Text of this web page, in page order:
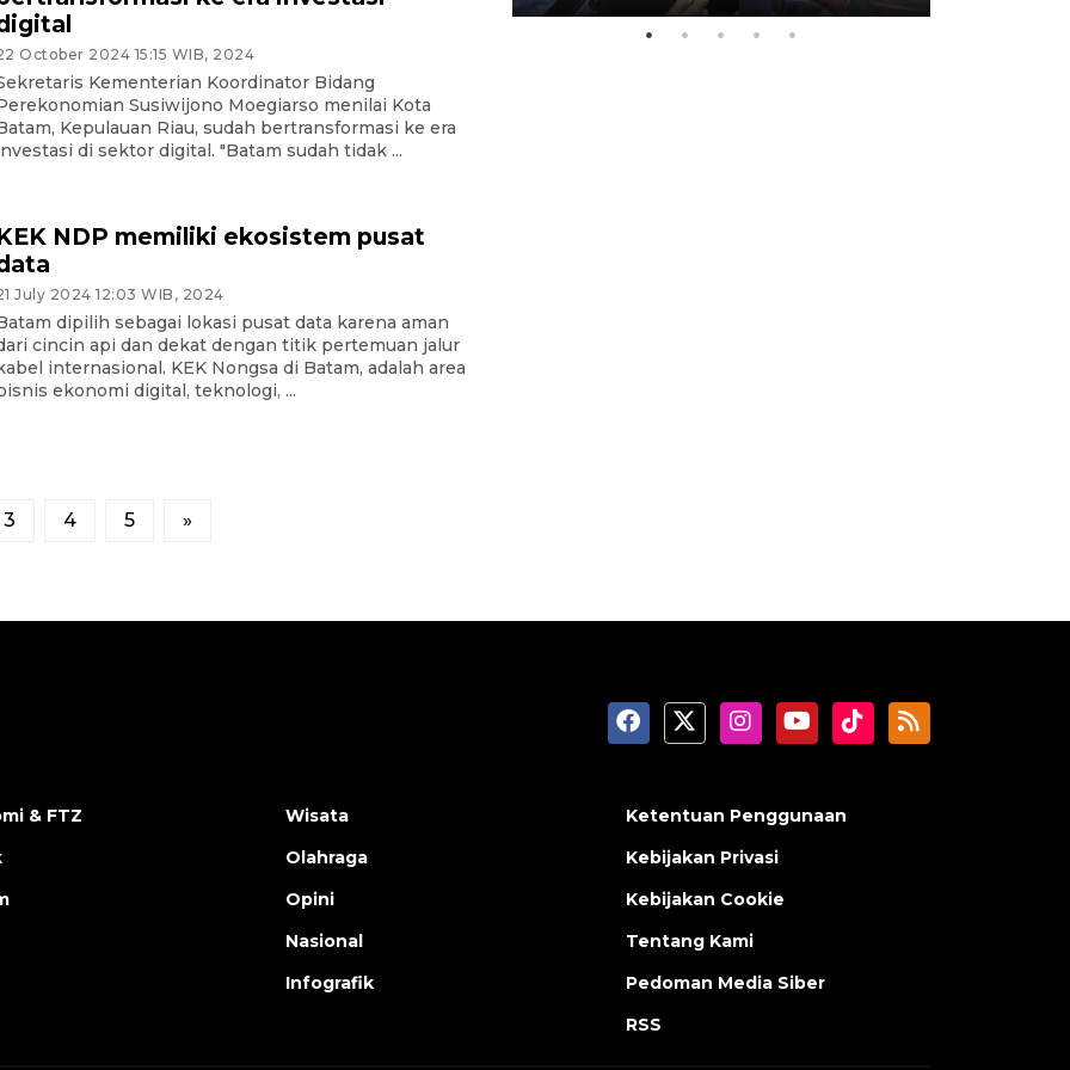
October 2024 15:15 WIB, 2024
Kementerian Koordinator Bidang
Susiwijono Moegiarso menilai Kota
Kepulauan Riau, sudah bertransformasi ke era
di sektor digital. "Batam sudah tidak ...
NDP memiliki ekosistem pusat
July 2024 12:03 WIB, 2024
dipilih sebagai lokasi pusat data karena aman
cincin api dan dekat dengan titik pertemuan jalur
internasional. KEK Nongsa di Batam, adalah area
ekonomi digital, teknologi, ...
3 4 5 »
& FTZ
Wisata
Olahraga
Opini
Nasional
Infografik
Ketentuan Penggunaan
Kebijakan Privasi
Kebijakan Cookie
Tentang Kami
Pedoman Media Siber
RSS